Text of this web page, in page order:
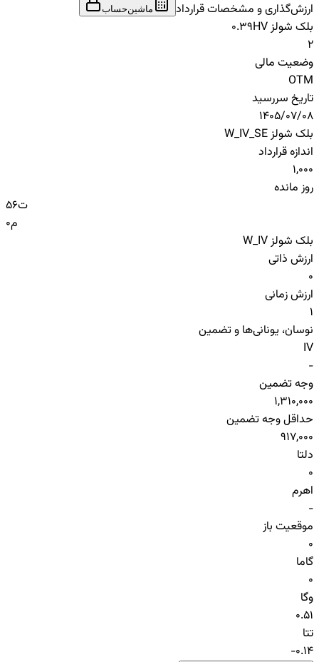
ارزش‌گذاری و مشخصات قرارداد
ماشین‌حساب
بلک شولز HV
0.39
2
وضعیت مالی
OTM
تاریخ سررسید
1405/07/08
بلک شولز W_IV_SE
اندازه قرارداد
1,000
روز مانده
56ت
0م
بلک شولز W_IV
ارزش ذاتی
0
ارزش زمانی
1
نوسان، یونانی‌ها و تضمین
IV
-
وجه تضمین
1,310,000
حداقل وجه تضمین
917,000
دلتا
0
اهرم
-
موقعیت باز
0
گاما
0
وگا
0.51
تتا
-0.14